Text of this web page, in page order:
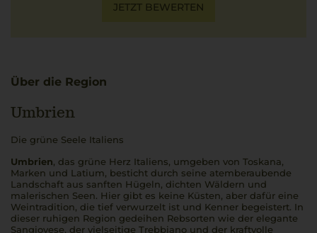
JETZT BEWERTEN
Über die Region
Umbrien
Die grüne Seele Italiens
Umbrien, das grüne Herz Italiens, umgeben von Toskana,
Marken und Latium, besticht durch seine atemberaubende
Landschaft aus sanften Hügeln, dichten Wäldern und
malerischen Seen. Hier gibt es keine Küsten, aber dafür eine
Weintradition, die tief verwurzelt ist und Kenner begeistert. In
dieser ruhigen Region gedeihen Rebsorten wie der elegante
Sangiovese, der vielseitige Trebbiano und der kraftvolle